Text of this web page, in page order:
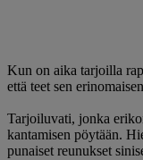
Kun on aika tarjoilla
että teet sen
Tarjoiluvati, jonka
kantamisen pöytään.
punaiset reunukset